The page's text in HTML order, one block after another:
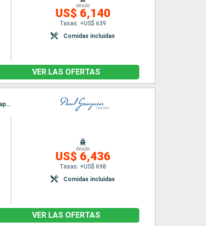
desde
US$ 6,140
Tasas: +US$ 639
Comidas incluidas
VER LAS OFERTAS
Itinerario : Papeete, Fakarava, Rangiroa, Huahine, Bora Bora, Raiatea, Motu Mahana, Moorea, Papeete
desde
US$ 6,436
Tasas: +US$ 698
Comidas incluidas
VER LAS OFERTAS